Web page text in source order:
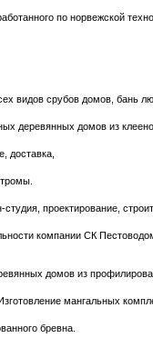
по норвежской
видов срубов домов, бань
деревянных домов из
доставка,
проектирование,
компании СК
домов из
мангальных
бревна.